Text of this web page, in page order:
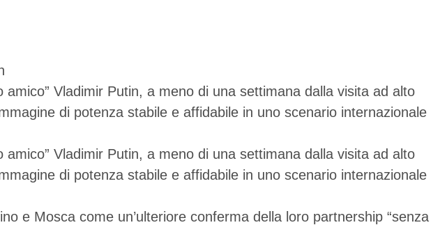
Vladimir Putin, a meno di una settimana dalla visita ad alto
di potenza stabile e affidabile in uno scenario internazionale
Vladimir Putin, a meno di una settimana dalla visita ad alto
di potenza stabile e affidabile in uno scenario internazionale
e Mosca come un’ulteriore conferma della loro partnership “senza